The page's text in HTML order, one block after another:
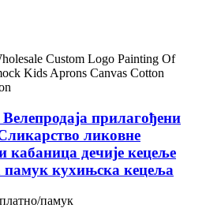
прилагођени
ликовне
кабаница дечије кецеље
памук кухињска кецеља
памук